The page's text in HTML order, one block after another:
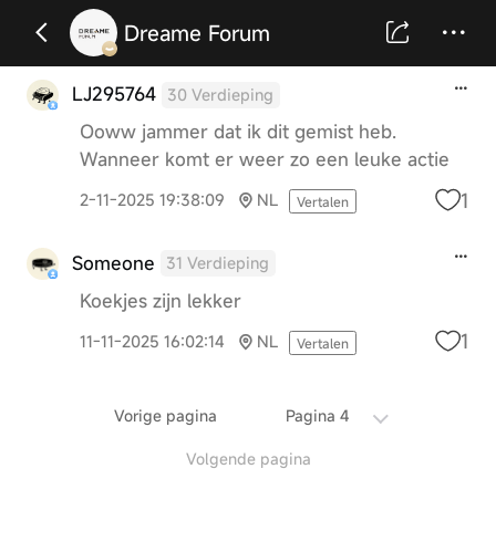
Dreame Forum
LJ295764 30 Verdieping
Ooww jammer dat ik dit gemist heb.
Wanneer komt er weer zo een leuke actie
2-11-2025 19:38:09 NL Vertalen 1
Someone 31 Verdieping
Koekjes zijn lekker
11-11-2025 16:02:14 NL Vertalen 1
Vorige pagina Pagina 4
Volgende pagina